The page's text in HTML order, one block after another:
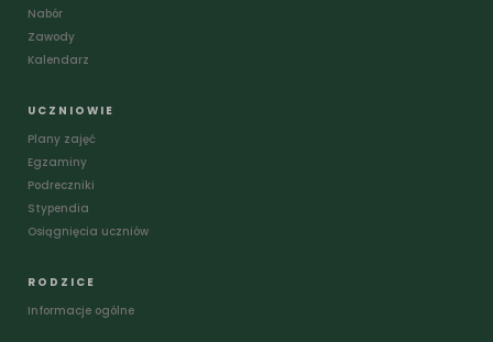
Nabór
Zawody
Kalendarz
UCZNIOWIE
Plany zajęć
Egzaminy
Podreczniki
Stypendia
Osiągnięcia uczniów
RODZICE
Informacje ogólne